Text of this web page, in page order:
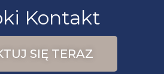
Kontakt
SIĘ TERAZ